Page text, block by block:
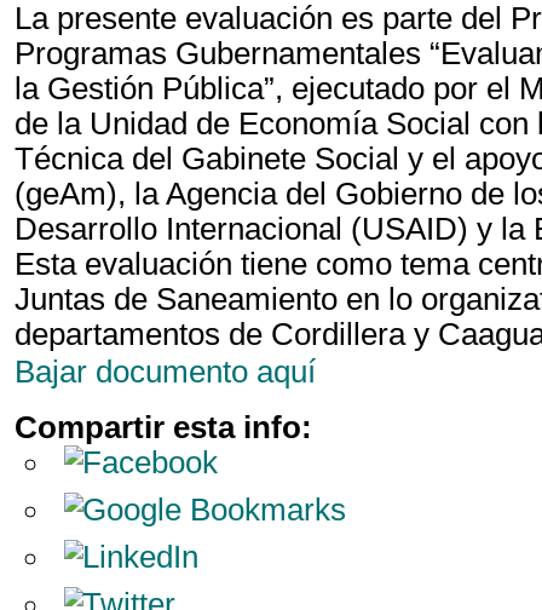
La presente evaluación es parte del
Programas Gubernamentales
la Gestión Pública”, ejecutado por el
de la Unidad de Economía Social
Técnica del Gabinete Social y el
(geAm), la Agencia del Gobierno de
Desarrollo Internacional (USAID) y la
Esta evaluación tiene como tema
Juntas de Saneamiento en lo
departamentos de Cordillera y
Bajar documento aquí
Compartir esta info: